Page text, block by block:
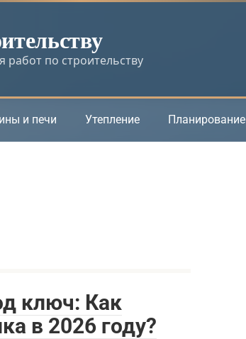
по строительству
и печи Утепление Планирование
ключ: Как
в 2026 году?